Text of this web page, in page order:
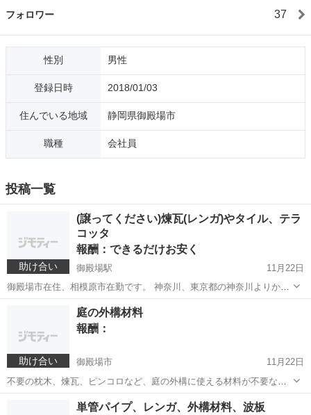
フォロワー 37
性別 男性
登録日時 2018/01/03
住んでいる地域 静岡県御殿場市
職種 会社員
投稿一覧
助け合い
(譲ってください)煉瓦(レンガ)やタイル、テラ
コッタ
報酬：できるだけお安く
御殿場駅
11月22日
御殿場市在住、相模原市在勤です。 神奈川、東京都の神奈川よりから
静岡県東部の方で、不要になりましたレンガやテラコッタ、タイル、
などありましたらお譲り頂けないでしょうか。 庭を、体が動くうちに
煉瓦引きにしたいので…。 平日の夕...
御殿場市 御殿場駅
助け合い
庭の外構材料
報酬：
御殿場市
11月22日
不要の枕木、煉瓦、ピンコロなど、庭の外構に使える材料が不要な
方、譲っていただけないでしょうか。 神奈川県相模原から、静岡県東
部まででしたら、 車で回収に伺います。積込等は自分で行いますの
御殿場市 買いたい/ください 外構
単管パイプ、レンガ、外構材料、波板